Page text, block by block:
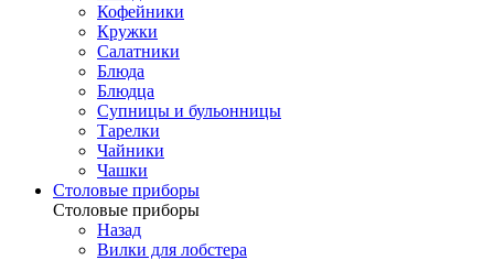
Кофейники
Кружки
Салатники
Блюда
Блюдца
Супницы и бульонницы
Тарелки
Чайники
Чашки
Cтоловые приборы
Cтоловые приборы
Назад
Вилки для лобстера